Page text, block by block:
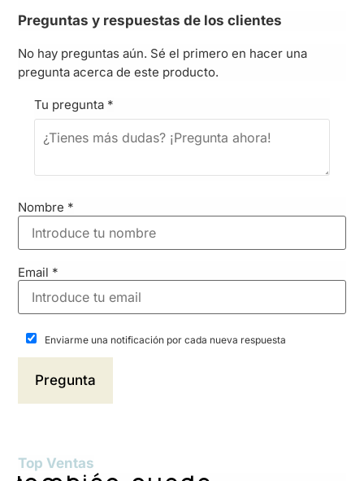
Preguntas y respuestas de los clientes
No hay preguntas aún. Sé el primero en hacer una
pregunta acerca de este producto.
Tu pregunta *
Nombre *
Email *
Enviarme una notificación por cada nueva respuesta
Top Ventas